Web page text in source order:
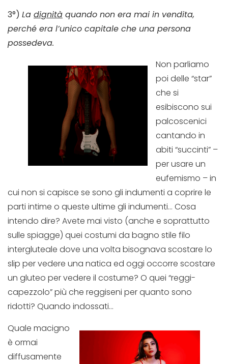
3°) La dignità quando non era mai in vendita,
perché era l’unico capitale che una persona
possedeva.
Non parliamo
poi delle “star”
che si
esibiscono sui
palcoscenici
cantando in
abiti “succinti” –
per usare un
eufemismo – in
cui non si capisce se sono gli indumenti a coprire le
parti intime o queste ultime gli indumenti… Cosa
intendo dire? Avete mai visto (anche e soprattutto
sulle spiagge) quei costumi da bagno stile filo
intergluteale dove una volta bisognava scostare lo
slip per vedere una natica ed oggi occorre scostare
un gluteo per vedere il costume? O quei “reggi-
capezzolo” più che reggiseni per quanto sono
ridotti? Quando indossati…
Quale macigno
è ormai
diffusamente